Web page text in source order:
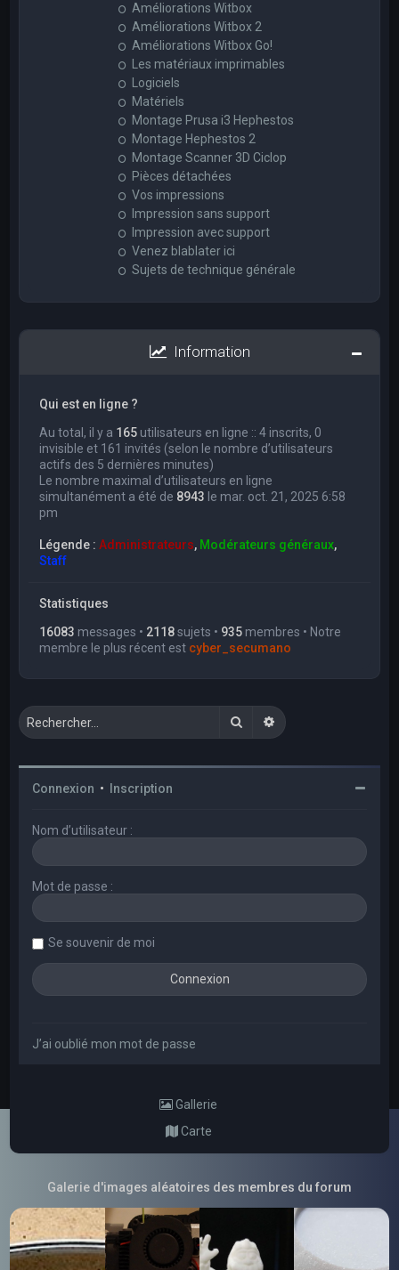
Améliorations Witbox
Améliorations Witbox 2
Améliorations Witbox Go!
Les matériaux imprimables
Logiciels
Matériels
Montage Prusa i3 Hephestos
Montage Hephestos 2
Montage Scanner 3D Ciclop
Pièces détachées
Vos impressions
Impression sans support
Impression avec support
Venez blablater ici
Sujets de technique générale
Information
Qui est en ligne ?
Au total, il y a 165 utilisateurs en ligne :: 4 inscrits, 0
invisible et 161 invités (selon le nombre d’utilisateurs
actifs des 5 dernières minutes)
Le nombre maximal d’utilisateurs en ligne
simultanément a été de 8943 le mar. oct. 21, 2025 6:58
pm
Légende :Administrateurs, Modérateurs généraux,
Staff
Statistiques
16083 messages • 2118sujets • 935 membres • Notre
membre le plus récent est cyber_secumano
RechercherRecherche avancée
Connexion • Inscription
Nom d’utilisateur :
Mot de passe :
Se souvenir de moi
J’ai oublié mon mot de passe
Gallerie
Carte
Galerie d'images aléatoires des membres du forum